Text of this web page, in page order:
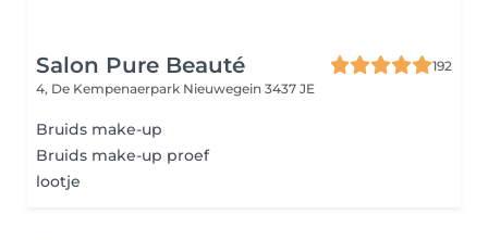
Salon Pure Beauté
192
4, De Kempenaerpark Nieuwegein 3437 JE
Bruids make-up
Bruids make-up proef
lootje